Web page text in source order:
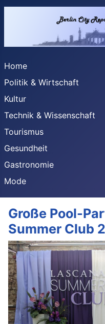
Home
Politik & Wirtschaft
Kultur
Technik & Wissenschaft
Tourismus
Gesundheit
Gastronomie
Mode
Große Pool-
Summer Club